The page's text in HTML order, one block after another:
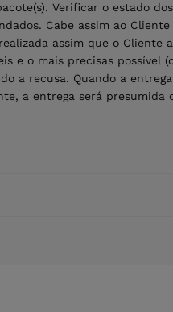
Verificar o estado
Cabe assim ao
assim que o
e o mais precisas
a recusa. Quando a
a entrega será presumida